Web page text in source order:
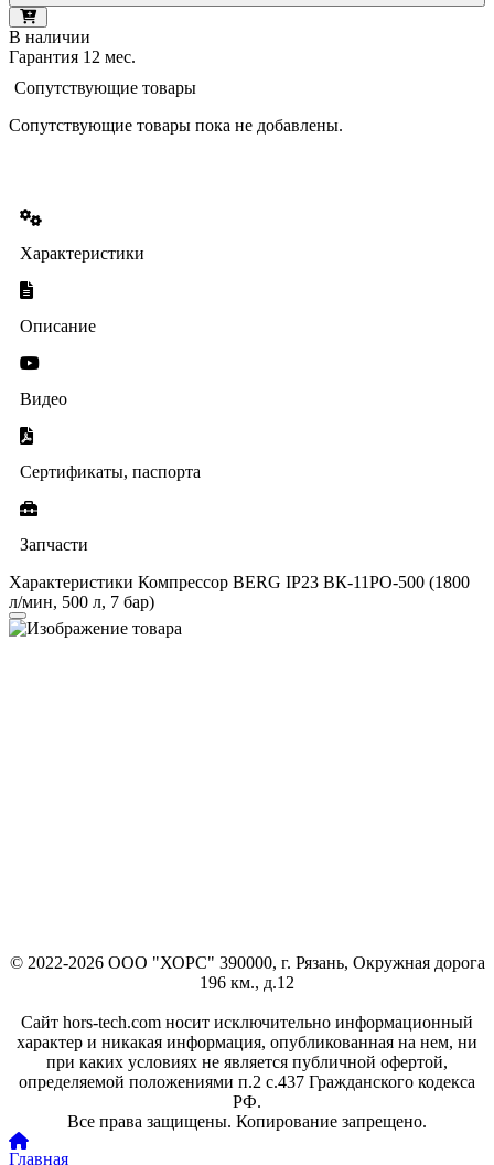
В наличии
Гарантия 12 мес.
Сопутствующие товары
Сопутствующие товары пока не добавлены.
Характеристики
Описание
Видео
Сертификаты, паспорта
Запчасти
Характеристики Компрессор BERG IP23 ВК-11РО-500 (1800
л/мин, 500 л, 7 бар)
© 2022-2026 ООО "ХОРС" 390000, г. Рязань, Окружная дорога
196 км., д.12
Сайт hors-tech.com носит исключительно информационный
характер и никакая информация, опубликованная на нем, ни
при каких условиях не является публичной офертой,
определяемой положениями п.2 с.437 Гражданского кодекса
РФ.
Все права защищены. Копирование запрещено.
Главная